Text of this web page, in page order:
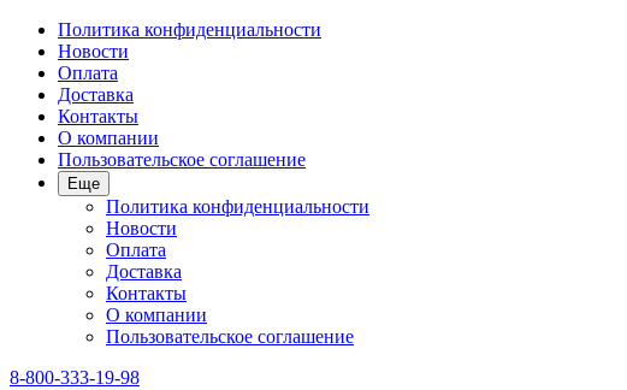
Политика конфиденциальности
Новости
Оплата
Доставка
Контакты
О компании
Пользовательское соглашение
Еще
Политика конфиденциальности
Новости
Оплата
Доставка
Контакты
О компании
Пользовательское соглашение
8-800-333-19-98